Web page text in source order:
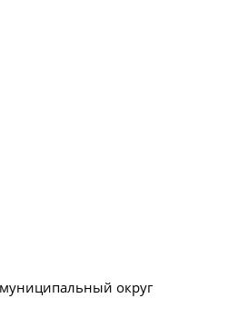
округ